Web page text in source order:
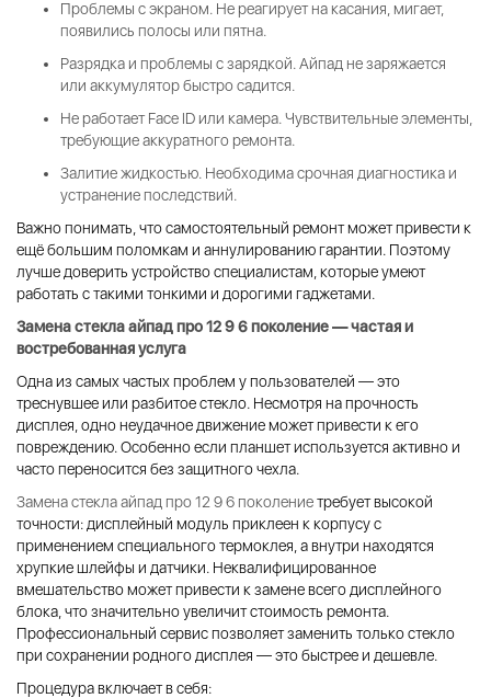
Проблемы с экраном. Не реагирует на касания, мигает,
появились полосы или пятна.
Разрядка и проблемы с зарядкой. Айпад не заряжается
или аккумулятор быстро садится.
Не работает Face ID или камера. Чувствительные элементы,
требующие аккуратного ремонта.
Залитие жидкостью. Необходима срочная диагностика и
устранение последствий.
Важно понимать, что самостоятельный ремонт может привести к
ещё большим поломкам и аннулированию гарантии. Поэтому
лучше доверить устройство специалистам, которые умеют
работать с такими тонкими и дорогими гаджетами.
Замена стекла айпад про 12 9 6 поколение— частая и
востребованная услуга
Одна из самых частых проблем у пользователей — это
треснувшее или разбитое стекло. Несмотря на прочность
дисплея, одно неудачное движение может привести к его
повреждению. Особенно если планшет используется активно и
часто переносится без защитного чехла.
Замена стекла айпад про 12 9 6 поколениетребует высокой
точности: дисплейный модуль приклеен к корпусу с
применением специального термоклея, а внутри находятся
хрупкие шлейфы и датчики. Неквалифицированное
вмешательство может привести к замене всего дисплейного
блока, что значительно увеличит стоимость ремонта.
Профессиональный сервис позволяет заменить только стекло
при сохранении родного дисплея — это быстрее и дешевле.
Процедура включает в себя: